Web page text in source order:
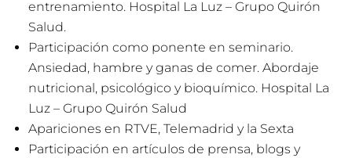
entrenamiento. Hospital La Luz – Grupo Quirón
Salud.
Participación como ponente en seminario.
Ansiedad, hambre y ganas de comer. Abordaje
nutricional, psicológico y bioquímico. Hospital La
Luz – Grupo Quirón Salud
Apariciones en RTVE, Telemadrid y la Sexta
Participación en artículos de prensa, blogs y